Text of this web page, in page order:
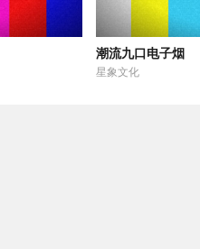
潮流九口电子烟
星象文化